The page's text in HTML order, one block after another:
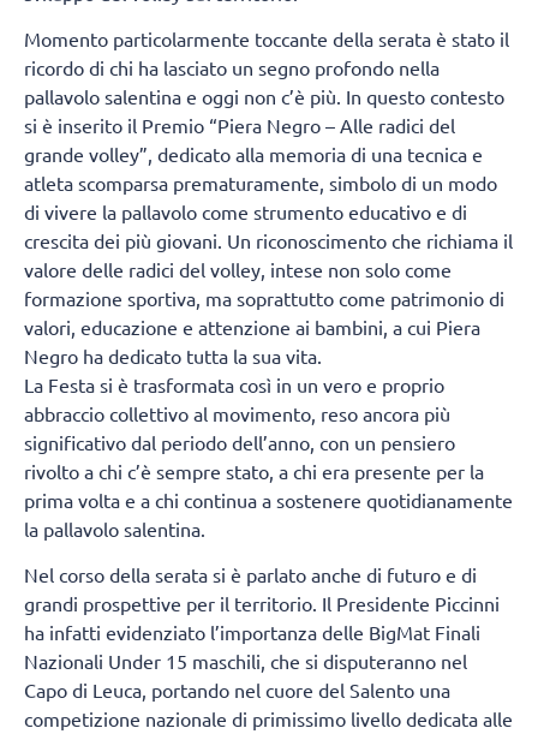
Momento particolarmente toccante della serata è stato il
ricordo di chi ha lasciato un segno profondo nella
pallavolo salentina e oggi non c’è più. In questo contesto
si è inserito il Premio “Piera Negro – Alle radici del
grande volley”, dedicato alla memoria di una tecnica e
atleta scomparsa prematuramente, simbolo di un modo
di vivere la pallavolo come strumento educativo e di
crescita dei più giovani. Un riconoscimento che richiama il
valore delle radici del volley, intese non solo come
formazione sportiva, ma soprattutto come patrimonio di
valori, educazione e attenzione ai bambini, a cui Piera
Negro ha dedicato tutta la sua vita.
La Festa si è trasformata così in un vero e proprio
abbraccio collettivo al movimento, reso ancora più
significativo dal periodo dell’anno, con un pensiero
rivolto a chi c’è sempre stato, a chi era presente per la
prima volta e a chi continua a sostenere quotidianamente
la pallavolo salentina.
Nel corso della serata si è parlato anche di futuro e di
grandi prospettive per il territorio. Il Presidente Piccinni
ha infatti evidenziato l’importanza delle BigMat Finali
Nazionali Under 15 maschili, che si disputeranno nel
Capo di Leuca, portando nel cuore del Salento una
competizione nazionale di primissimo livello dedicata alle